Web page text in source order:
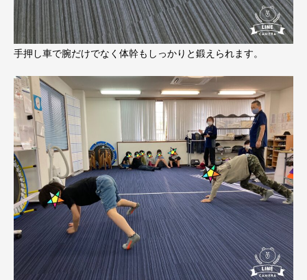
手押し車で腕だけでなく体幹もしっかりと鍛えられます。